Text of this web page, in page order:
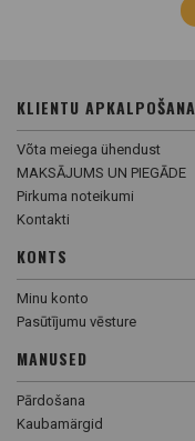
KLIENTU APKALPOŠANA
Võta meiega ühendust
MAKSĀJUMS UN PIEGĀDE
Pirkuma noteikumi
Kontakti
KONTS
Minu konto
Pasūtījumu vēsture
MANUSED
Pārdošana
Kaubamärgid